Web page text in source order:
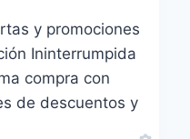
y promociones
Ininterrumpida
compra con
de descuentos y